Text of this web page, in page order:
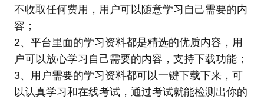
不收取任何费用，用户可以随意学习自己需要的内
容；
2、平台里面的学习资料都是精选的优质内容，用
户可以放心学习自己需要的内容，支持下载功能；
3、用户需要的学习资料都可以一键下载下来，可
以认真学习和在线考试，通过考试就能检测出你的